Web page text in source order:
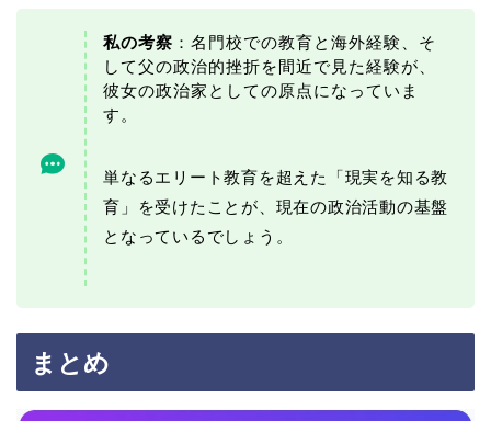
私の考察 ：名門校での教育と海外経験、そ
して父の政治的挫折を間近で見た経験が、
彼女の政治家としての原点になっていま
す。
単なるエリート教育を超えた「現実を知る教
育」を受けたことが、現在の政治活動の基盤
となっているでしょう。
まとめ